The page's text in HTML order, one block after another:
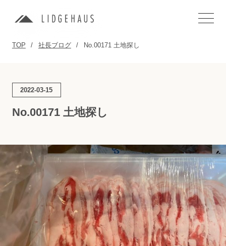
TOP 社長ブログ No.00171 土地探し
2022-03-15
No.00171 土地探し